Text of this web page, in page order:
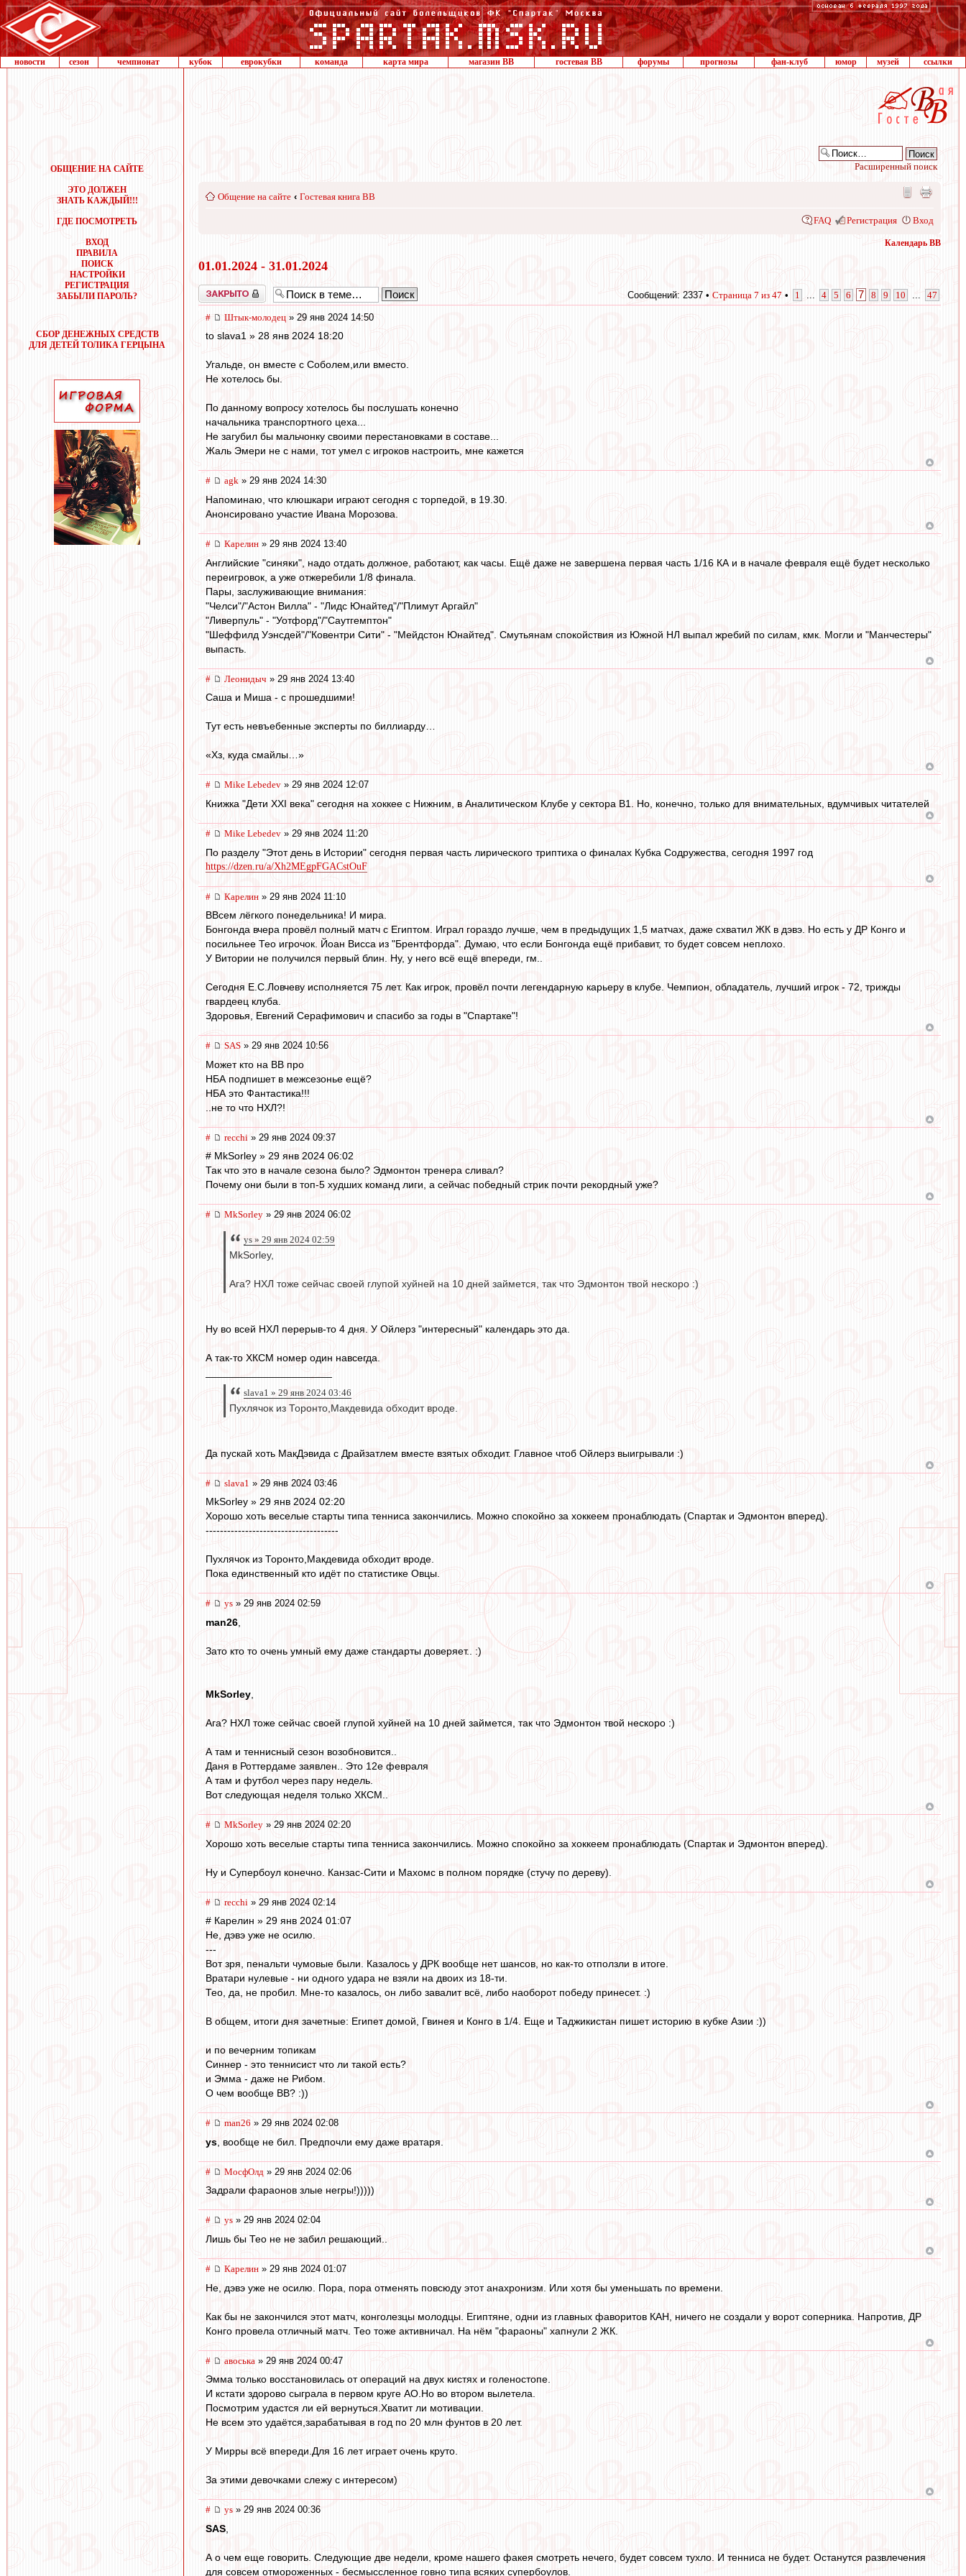
новости сезон чемпионат кубок еврокубки команда карта мира магазин ВВ гостевая ВВ форумы прогнозы фан-клуб юмор музей ссылки
ОБЩЕНИЕ НА САЙТЕ
ЭТО ДОЛЖЕН
ЗНАТЬ КАЖДЫЙ!!!
ГДЕ ПОСМОТРЕТЬ
ВХОД
ПРАВИЛА
ПОИСК
НАСТРОЙКИ
РЕГИСТРАЦИЯ
ЗАБЫЛИ ПАРОЛЬ?
СБОР ДЕНЕЖНЫХ СРЕДСТВ
ДЛЯ ДЕТЕЙ ТОЛИКА ГЕРЦЫНА
Расширенный поиск
Общение на сайте ‹ Гостевая книга ВВ
FAQ Регистрация Вход
Календарь ВВ
01.01.2024 - 31.01.2024
Закрыто Сообщений: 2337 • Страница 7 из 47 • 1 4 5 6 7 8 9 10 47
# Штык-молодец » 29 янв 2024 14:50
to slava1 » 28 янв 2024 18:20
Угальде, он вместе с Соболем,или вместо.
Не хотелось бы.
По данному вопросу хотелось бы послушать конечно
начальника транспортного цеха...
Не загубил бы мальчонку своими перестановками в составе...
Жаль Эмери не с нами, тот умел с игроков настроить, мне кажется
# agk » 29 янв 2024 14:30
Напоминаю, что клюшкари играют сегодня с торпедой, в 19.30.
Анонсировано участие Ивана Морозова.
# Карелин » 29 янв 2024 13:40
Английские "синяки", надо отдать должное, работают, как часы. Ещё даже не завершена первая часть 1/16 КА и в начале февраля ещё будет несколько
переигровок, а уже отжеребили 1/8 финала.
Пары, заслуживающие внимания:
"Челси"/"Астон Вилла" - "Лидс Юнайтед"/"Плимут Аргайл"
"Ливерпуль" - "Уотфорд"/"Саутгемптон"
"Шеффилд Уэнсдей"/"Ковентри Сити" - "Мейдстон Юнайтед". Смутьянам спокойствия из Южной НЛ выпал жребий по силам, кмк. Могли и "Манчестеры"
выпасть.
# Леонидыч » 29 янв 2024 13:40
Саша и Миша - с прошедшими!
Тут есть невъебенные эксперты по биллиарду…
«Хз, куда смайлы…»
# Mike Lebedev » 29 янв 2024 12:07
Книжка "Дети XXI века" сегодня на хоккее с Нижним, в Аналитическом Клубе у сектора В1. Но, конечно, только для внимательных, вдумчивых читателей
# Mike Lebedev » 29 янв 2024 11:20
По разделу "Этот день в Истории" сегодня первая часть лирического триптиха о финалах Кубка Содружества, сегодня 1997 год
https://dzen.ru/a/Xh2MEgpFGACstOuF
# Карелин » 29 янв 2024 11:10
ВВсем лёгкого понедельника! И мира.
Бонгонда вчера провёл полный матч с Египтом. Играл гораздо лучше, чем в предыдущих 1,5 матчах, даже схватил ЖК в дэвэ. Но есть у ДР Конго и
посильнее Тео игрочок. Йоан Висса из "Брентфорда". Думаю, что если Бонгонда ещё прибавит, то будет совсем неплохо.
У Витории не получился первый блин. Ну, у него всё ещё впереди, гм..
Сегодня Е.С.Ловчеву исполняется 75 лет. Как игрок, провёл почти легендарную карьеру в клубе. Чемпион, обладатель, лучший игрок - 72, трижды
гвардеец клуба.
Здоровья, Евгений Серафимович и спасибо за годы в "Спартаке"!
# SAS » 29 янв 2024 10:56
Может кто на ВВ про
НБА подпишет в межсезонье ещё?
НБА это Фантастика!!!
..не то что НХЛ?!
# recchi » 29 янв 2024 09:37
# MkSorley » 29 янв 2024 06:02
Так что это в начале сезона было? Эдмонтон тренера сливал?
Почему они были в топ-5 худших команд лиги, а сейчас победный стрик почти рекордный уже?
# MkSorley » 29 янв 2024 06:02
ys » 29 янв 2024 02:59
MkSorley,
Ага? НХЛ тоже сейчас своей глупой хуйней на 10 дней займется, так что Эдмонтон твой нескоро :)
Ну во всей НХЛ перерыв-то 4 дня. У Ойлерз "интересный" календарь это да.
А так-то ХКСМ номер один навсегда.
slava1 » 29 янв 2024 03:46
Пухлячок из Торонто,Макдевида обходит вроде.
Да пускай хоть МакДэвида с Драйзатлем вместе взятых обходит. Главное чтоб Ойлерз выигрывали :)
# slava1 » 29 янв 2024 03:46
MkSorley » 29 янв 2024 02:20
Хорошо хоть веселые старты типа тенниса закончились. Можно спокойно за хоккеем пронаблюдать (Спартак и Эдмонтон вперед).
-------------------------------------
Пухлячок из Торонто,Макдевида обходит вроде.
Пока единственный кто идёт по статистике Овцы.
# ys » 29 янв 2024 02:59
man26
Зато кто то очень умный ему даже стандарты доверяет.. :)
MkSorley
Ага? НХЛ тоже сейчас своей глупой хуйней на 10 дней займется, так что Эдмонтон твой нескоро :)
А там и теннисный сезон возобновится..
Даня в Роттердаме заявлен.. Это 12е февраля
А там и футбол через пару недель.
Вот следующая неделя только ХКСМ..
# MkSorley » 29 янв 2024 02:20
Хорошо хоть веселые старты типа тенниса закончились. Можно спокойно за хоккеем пронаблюдать (Спартак и Эдмонтон вперед).
Ну и Супербоул конечно. Канзас-Сити и Махомс в полном порядке (стучу по дереву).
# recchi » 29 янв 2024 02:14
# Карелин » 29 янв 2024 01:07
Не, дэвэ уже не осилю.
---
Вот зря, пенальти чумовые были. Казалось у ДРК вообще нет шансов, но как-то отползли в итоге.
Вратари нулевые - ни одного удара не взяли на двоих из 18-ти.
Тео, да, не пробил. Мне-то казалось, он либо завалит всё, либо наоборот победу принесет. :)
В общем, итоги дня зачетные: Египет домой, Гвинея и Конго в 1/4. Еще и Таджикистан пишет историю в кубке Азии :))
и по вечерним топикам
Синнер - это теннисист что ли такой есть?
и Эмма - даже не Рибом.
О чем вообще ВВ? :))
# man26 » 29 янв 2024 02:08
ys , вообще не бил. Предпочли ему даже вратаря.
# МосфОлд » 29 янв 2024 02:06
Задрали фараонов злые негры!)))))
# ys » 29 янв 2024 02:04
Лишь бы Тео не не забил решающий..
# Карелин » 29 янв 2024 01:07
Не, дэвэ уже не осилю. Пора, пора отменять повсюду этот анахронизм. Или хотя бы уменьшать по времени.
Как бы не закончился этот матч, конголезцы молодцы. Египтяне, одни из главных фаворитов КАН, ничего не создали у ворот соперника. Напротив, ДР
Конго провела отличный матч. Тео тоже активничал. На нём "фараоны" хапнули 2 ЖК.
# авоська » 29 янв 2024 00:47
Эмма только восстановилась от операций на двух кистях и голеностопе.
И кстати здорово сыграла в первом круге АО.Но во втором вылетела.
Посмотрим удастся ли ей вернуться.Хватит ли мотивации.
Не всем это удаётся,зарабатывая в год по 20 млн фунтов в 20 лет.
У Мирры всё впереди.Для 16 лет играет очень круто.
За этими девочками слежу с интересом)
# ys » 29 янв 2024 00:36
SAS
А о чем еще говорить. Следующие две недели, кроме нашего факея смотреть нечего, будет совсем тухло. И тенниса не будет. Останутся развлечения
для совсем отмороженных - бесмыссленное говно типа всяких супербоулов.